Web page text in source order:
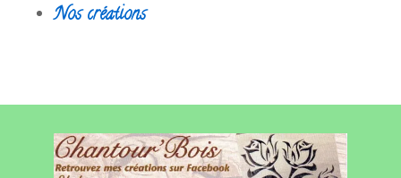
Nos créations